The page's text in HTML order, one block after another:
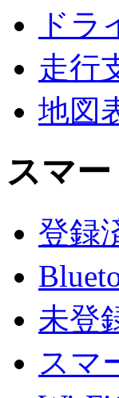
ドラ
走行
地図
スマ
登録
未登
スマ